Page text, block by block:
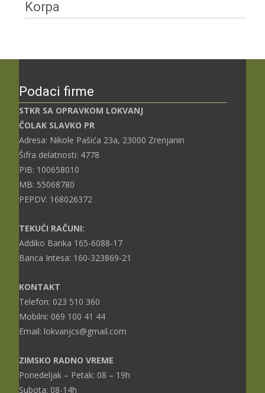
Korpa
Podaci firme
STKR SA OPRAVKOM LOKVANJ
ČOLAK SLAVKO PR
Adresa: Nikole Pašića 23a, 23000 Zrenjanin
Šifra delatnosti: 4778
PIB: 100658010
MB: 55068780
PEPDV: 168026372
TEKUĆI RAČUNI:
Addiko Banka 165-6088-17
Banca Intesa: 160-323869-21
KONTAKT
Telefon: 023 510 360
Mobilni: 069 100 41 44
Email: lokvanjcs@gmail.com
ZIMSKO RADNO VREME
Ponedeljak – Petak: 08 – 19h
Subota: 08-14h